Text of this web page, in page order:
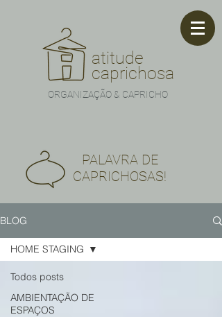
atitude
caprichosa
ORGANIZAÇÃO & CAPRICHO
PALAVRA DE
CAPRICHOSAS!
BLOG
Todos posts
AMBIENTAÇÃO DE
ESPAÇOS
HOME STAGING